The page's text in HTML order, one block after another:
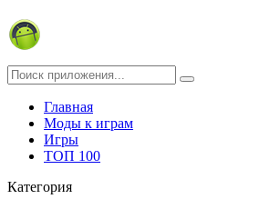
Главная
Моды к играм
Игры
ТОП 100
Категория